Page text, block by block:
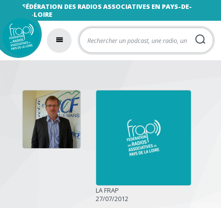
FÉDÉRATION DES RADIOS ASSOCIATIVES EN PAYS-DE-
LA-LOIRE
LA FRAP
27/07/2012